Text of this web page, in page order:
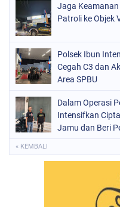
Jaga
Patroli ke Objek
Polsek Ibun
Cegah C3 dan
Area SPBU
Dalam Operasi
Intensifkan
Jamu dan Beri
« KEMBALI